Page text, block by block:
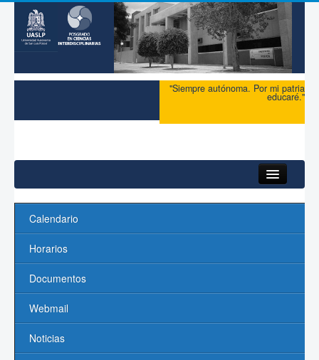
"Siempre autónoma. Por mi patria
educaré."
Acerca del PCI
Maestría
Doctorado
Profesores
Líneas de Investigación
Calendario
Horarios
Documentos
Webmail
Noticias